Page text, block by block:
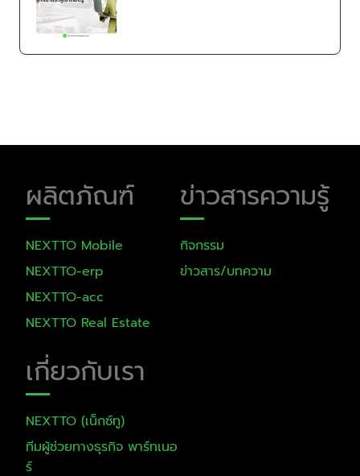
ผลิตภัณฑ์
NEXTTO Mobile​
NEXTTO-erp
NEXTTO-acc
NEXTTO Real Estate
ข่าวสารความรู้
กิจกรรม
ข่าวสาร/บทความ
เกี่ยวกับเรา
NEXTTO (เน็กซ์ทู)
ทีมผู้ช่วยทางธุรกิจ พาร์ทเนอ
ร์